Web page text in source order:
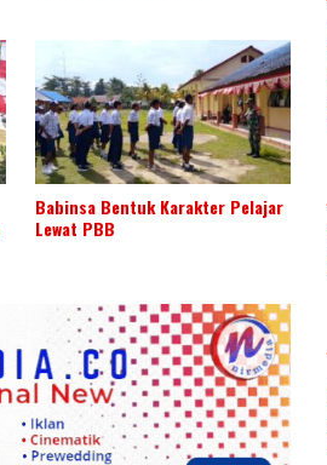
Babinsa Bentuk Karakter Pelajar
Lewat PBB